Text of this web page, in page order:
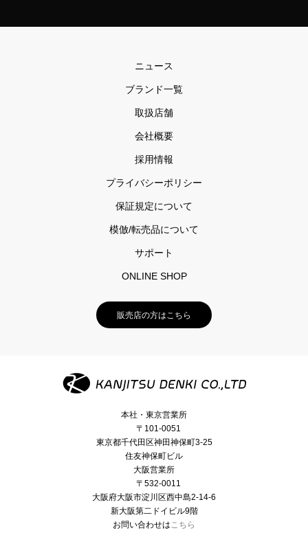
ニュース
ブランド一覧
取扱店舗
会社概要
採用情報
プライバシーポリシー
保証規定について
模倣/転売品について
サポート
ONLINE SHOP
販売店の方はこちら
本社・東京営業所
〒101-0051
東京都千代田区神田神保町3-25
住友神保町ビル
大阪営業所
〒532-0011
大阪府大阪市淀川区西中島2-14-6
新大阪第二ドイビル9階
お問い合わせはこちら